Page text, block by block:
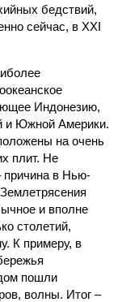
бедствий,
сейчас, в XXI
Индонезию,
и Южной Америки.
на очень
плит. Не
причина в Нью-
и вполне
столетий,
К примеру, в
пошли
волны. Итог –